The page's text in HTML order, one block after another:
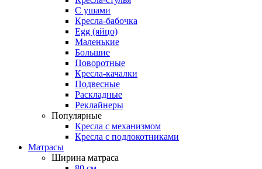
С ушами
Кресла-бабочка
Egg (яйцо)
Маленькие
Большие
Поворотные
Кресла-качалки
Подвесные
Раскладные
Реклайнеры
Популярные
Кресла с механизмом
Кресла с подлокотниками
Матрасы
Ширина матраса